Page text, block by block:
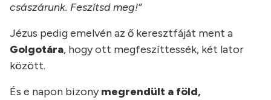
császárunk. Feszítsd meg!”
Jézus pedig emelvén az ő keresztfáját ment a
Golgotára, hogy ott megfeszíttessék, két lator
között.
És e napon bizonymegrendült a föld,